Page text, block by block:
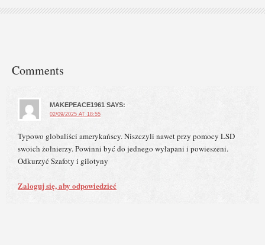
Comments
MAKEPEACE1961 SAYS:
02/09/2025 AT 18:55
Typowo globaliści amerykańscy. Niszczyli nawet przy pomocy LSD
swoich żołnierzy. Powinni być do jednego wyłapani i powieszeni.
Odkurzyć Szafoty i gilotyny
Zaloguj się, aby odpowiedzieć